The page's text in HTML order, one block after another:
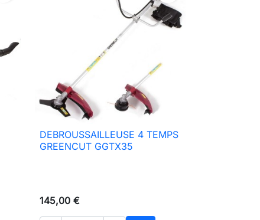
 Vista rápida
DEBROUSSAILLEUSE 4 TEMPS
GREENCUT GGTX35
145,00 €